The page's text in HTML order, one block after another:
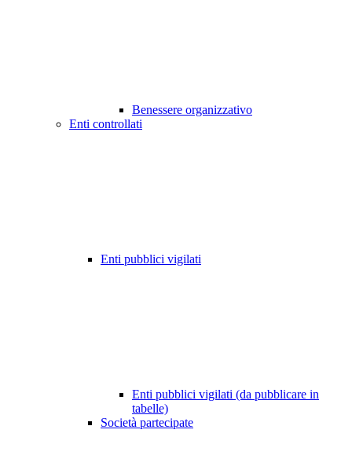
Benessere organizzativo
Enti controllati
Enti pubblici vigilati
Enti pubblici vigilati (da pubblicare in
tabelle)
Società partecipate